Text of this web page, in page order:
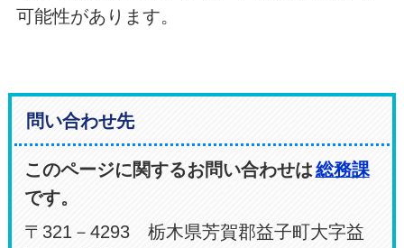
可能性があります。
問い合わせ先
このページに関するお問い合わせは総務課
です。
〒321－4293 栃木県芳賀郡益子町大字益